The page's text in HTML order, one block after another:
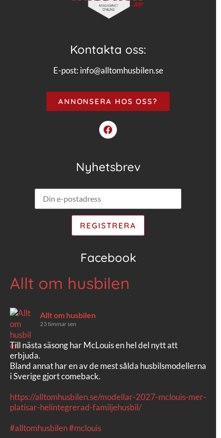
Kontakta oss:
E-post: info@alltomhusbilen.se
ANNONSERA HOS OSS?
Nyhetsbrev
Facebook
Allt om husbilen
Allt om husbilen
23 timmar sen
Till nästa säsong har McLouis en hel del nytt att
erbjuda.
Bland annat har en av de mest sålda husbilsmodellerna
i Sverige gjort comeback.
https://alltomhusbilen.se/modellar-2027-mclouis-mer-
platisar-helintegrerad-familjehusbil/
#alltomhusbilen#mclouis